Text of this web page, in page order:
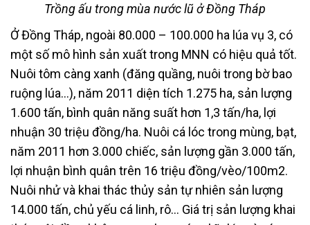
Trồng ấu trong mùa nước lũ ở Đồng Tháp
Ở Đồng Tháp, ngoài 80.000 – 100.000 ha lúa vụ 3, có
một số mô hình sản xuất trong MNN có hiệu quả tốt.
Nuôi tôm càng xanh (đăng quầng, nuôi trong bờ bao
ruộng lúa…), năm 2011 diện tích 1.275 ha, sản lượng
1.600 tấn, bình quân năng suất hơn 1,3 tấn/ha, lợi
nhuận 30 triệu đồng/ha. Nuôi cá lóc trong mùng, bạt,
năm 2011 hơn 3.000 chiếc, sản lượng gần 3.000 tấn,
lợi nhuận bình quân trên 16 triệu đồng/vèo/100m2.
Nuôi nhử và khai thác thủy sản tự nhiên sản lượng
14.000 tấn, chủ yếu cá linh, rô… Giá trị sản lượng khai